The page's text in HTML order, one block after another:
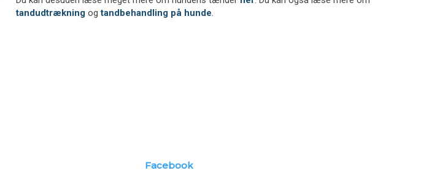
tandudtrækningogtandbehandling på hunde
Facebook